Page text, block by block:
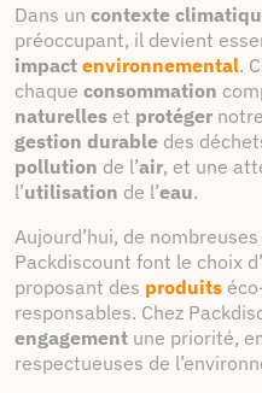
Dans un contexte
préoccupant, il devient
impact environnemental.
chaque consommation
naturelles et protéger notre
gestion durable des
pollution de l’air, et une
l’utilisation de l’eau.
Aujourd’hui, de
Packdiscount font le choix
proposant des produits
responsables. Chez
engagement une priorité,
respectueuses de